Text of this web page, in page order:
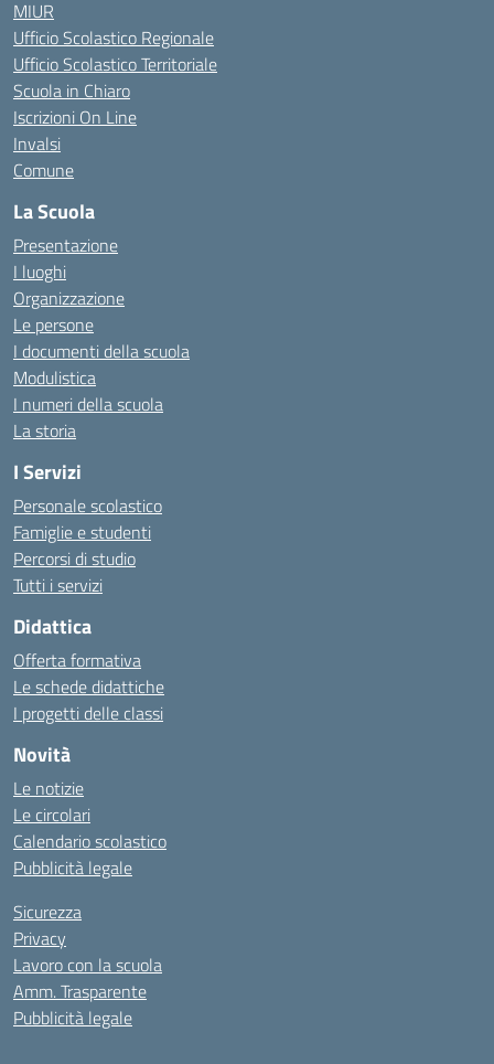
MIUR
Ufficio Scolastico Regionale
Ufficio Scolastico Territoriale
Scuola in Chiaro
Iscrizioni On Line
Invalsi
Comune
La Scuola
Presentazione
I luoghi
Organizzazione
Le persone
I documenti della scuola
Modulistica
I numeri della scuola
La storia
I Servizi
Personale scolastico
Famiglie e studenti
Percorsi di studio
Tutti i servizi
Didattica
Offerta formativa
Le schede didattiche
I progetti delle classi
Novità
Le notizie
Le circolari
Calendario scolastico
Pubblicità legale
Sicurezza
Privacy
Lavoro con la scuola
Amm. Trasparente
Pubblicità legale